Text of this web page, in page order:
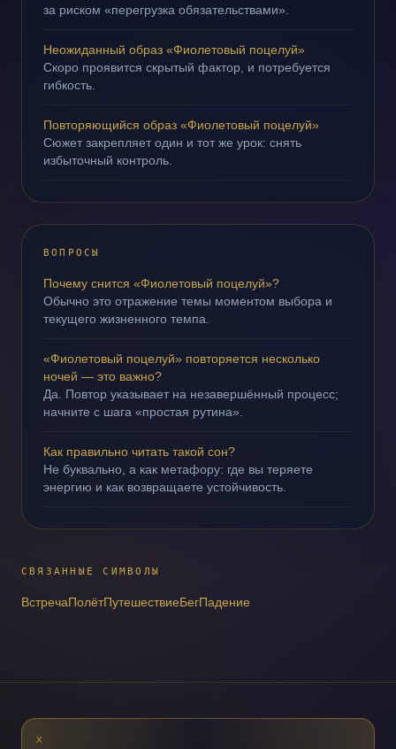
за риском «перегрузка обязательствами».
Неожиданный образ «Фиолетовый поцелуй»
Скоро проявится скрытый фактор, и потребуется
гибкость.
Повторяющийся образ «Фиолетовый поцелуй»
Сюжет закрепляет один и тот же урок: снять
избыточный контроль.
ВОПРОСЫ
Почему снится «Фиолетовый поцелуй»?
Обычно это отражение темы моментом выбора и
текущего жизненного темпа.
«Фиолетовый поцелуй» повторяется несколько
ночей — это важно?
Да. Повтор указывает на незавершённый процесс;
начните с шага «простая рутина».
Как правильно читать такой сон?
Не буквально, а как метафору: где вы теряете
энергию и как возвращаете устойчивость.
СВЯЗАННЫЕ СИМВОЛЫ
ВстречаПолётПутешествиеБегПадение
X